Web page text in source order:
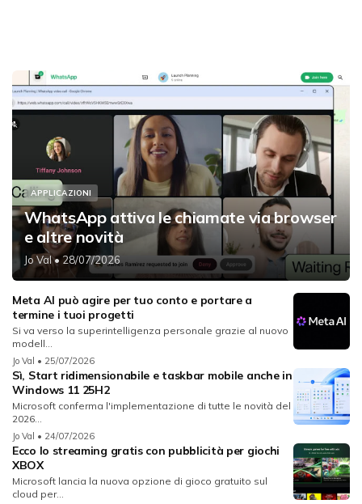
APPLICAZIONI
WhatsApp attiva le chiamate via browser
e altre novità
Jo Val• 28/07/2026
Meta AI può agire per tuo conto e portare a
termine i tuoi progetti
Si va verso la superintelligenza personale grazie al nuovo
modell...
Jo Val • 25/07/2026
Sì, Start ridimensionabile e taskbar mobile anche in
Windows 11 25H2
Microsoft conferma l'implementazione di tutte le novità del
2026...
Jo Val • 24/07/2026
Ecco lo streaming gratis con pubblicità per giochi
XBOX
Microsoft lancia la nuova opzione di gioco gratuito sul
cloud per...